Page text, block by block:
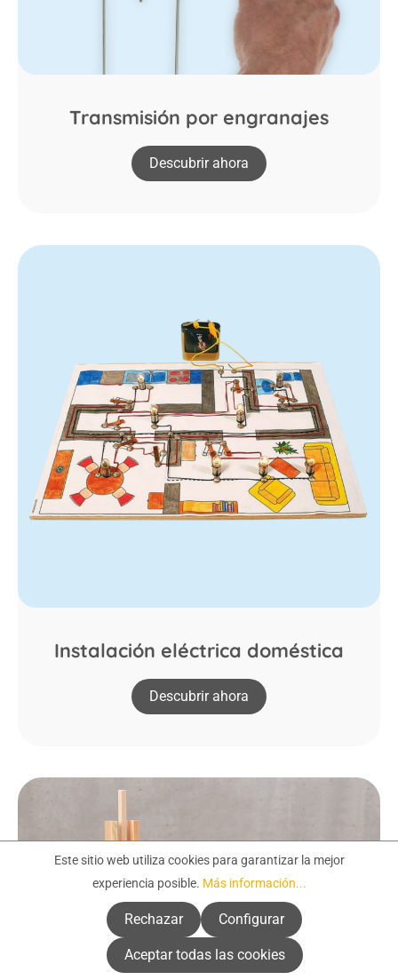
Transmisión por engranajes
Descubrir ahora
Instalación eléctrica doméstica
Descubrir ahora
Este sitio web utiliza cookies para garantizar la mejor
experiencia posible. Más información...
Rechazar Configurar
Aceptar todas las cookies